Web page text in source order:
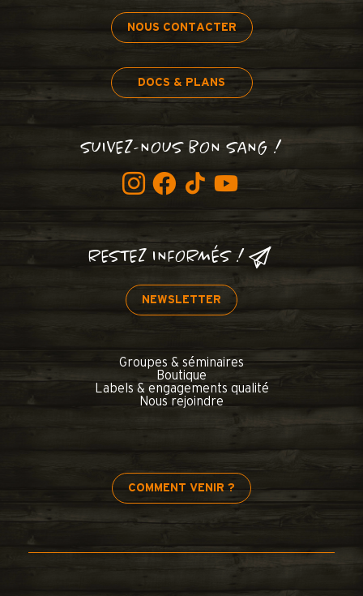
NOUS CONTACTER
DOCS & PLANS
SUIVEZ-NOUS BON SANG !
RESTEZ INFORMÉS !
NEWSLETTER
Groupes & séminaires
Boutique
Labels & engagements qualité
Nous rejoindre
COMMENT VENIR ?